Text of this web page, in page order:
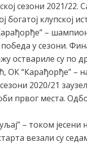
сезони 2021/
богатој клупској
–
у сезони.
оствариле су по
ОК “Карађорђе” –
2020/21
првог места.
– током јесени
везали су